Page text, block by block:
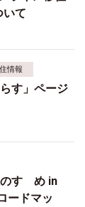
いて
情報
す」ページ
すゝめ in
ードマッ